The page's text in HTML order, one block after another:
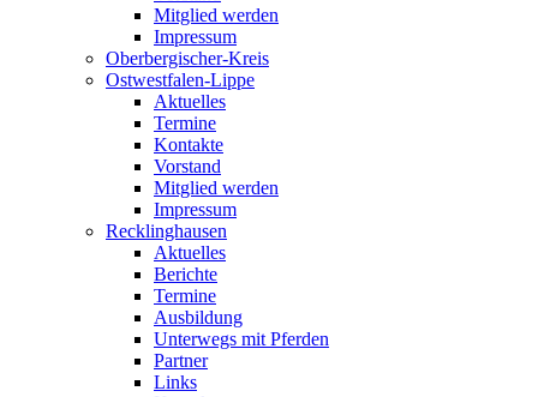
Mitglied werden
Impressum
Oberbergischer-Kreis
Ostwestfalen-Lippe
Aktuelles
Termine
Kontakte
Vorstand
Mitglied werden
Impressum
Recklinghausen
Aktuelles
Berichte
Termine
Ausbildung
Unterwegs mit Pferden
Partner
Links